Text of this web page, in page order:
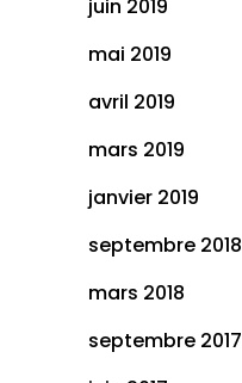
juin 2019
mai 2019
avril 2019
mars 2019
janvier 2019
septembre 2018
mars 2018
septembre 2017